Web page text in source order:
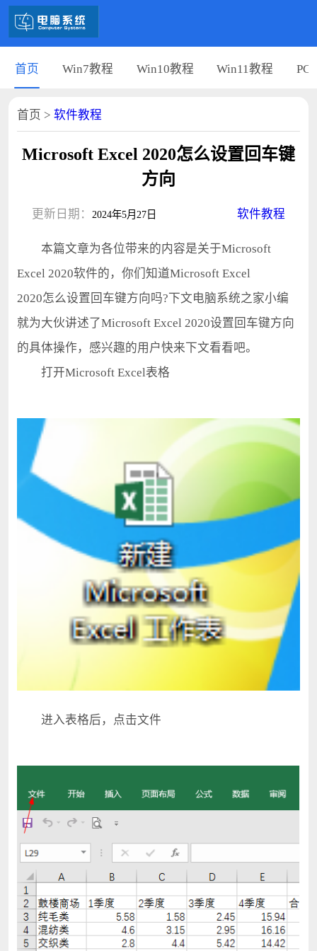
首页 Win7教程 Win10教程 Win11教程 PC
首页 > 软件教程
Microsoft Excel 2020怎么设置回车键
方向
更新日期： 2024年5月27日 软件教程
本篇文章为各位带来的内容是关于Microsoft
Excel 2020软件的，你们知道Microsoft Excel
2020怎么设置回车键方向吗?下文电脑系统之家小编
就为大伙讲述了Microsoft Excel 2020设置回车键方向
的具体操作，感兴趣的用户快来下文看看吧。
打开Microsoft Excel表格
进入表格后，点击文件